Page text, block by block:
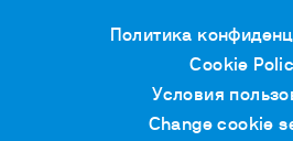
Политика
Cookie
Условия
Change cookie